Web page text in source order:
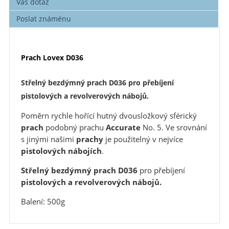
Poslat známénu
Prach Lovex D036
Střelný bezdýmný prach D036 pro přebíjení
pistolových a revolverových nábojů.
Poměrn rychle hořící hutný dvousložkový sférický
prach podobný prachu AccurateNo. 5. Ve srovnání
s jinými našimi prachyje použitelný v nejvíce
pistolových nábojích.
Střelný bezdýmný prach D036 pro přebíjení
pistolových a revolverových nábojů.
Balení: 500g